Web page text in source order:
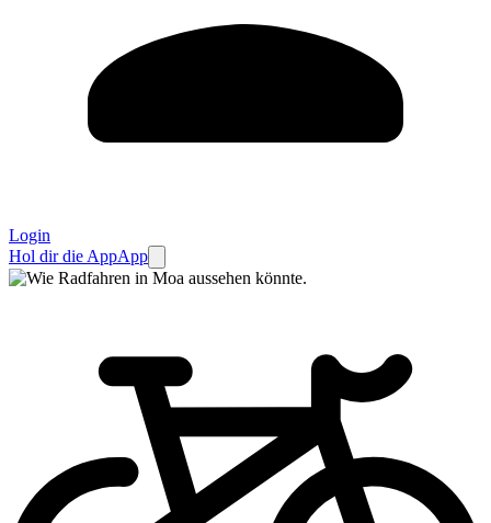
Login
Hol dir die AppApp